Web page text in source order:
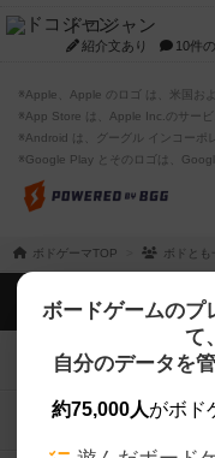
ドコジャン
紹介文あり 10件
※Apple、Apple のロゴ は、米国お
※App Store は、Apple Inc.のサービ
※Android は、グーグル インコーポ
※Google Play とそのロゴは、
ボドゲーマTOP ボドとも
ボードゲームのプ
て、
自分のデータを
約75,000人がボド
ボドゲーマTOP
ボードゲームを検
ボードゲームの新